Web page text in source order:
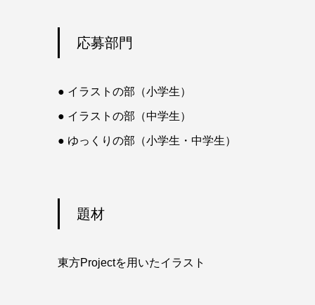
応募部門
● イラストの部（小学生）
● イラストの部（中学生）
● ゆっくりの部（小学生・中学生）
題材
東方Projectを用いたイラスト